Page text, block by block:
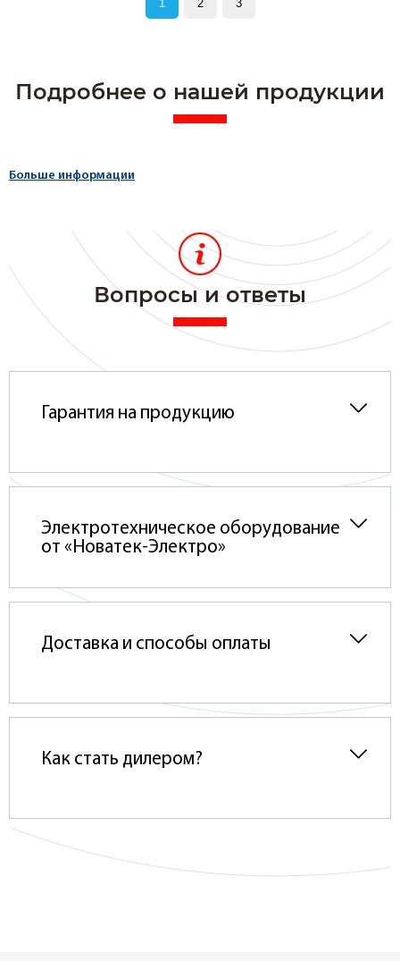
1 2 3
Подробнее о нашей продукции
Больше информации
Вопросы и ответы
Гарантия на продукцию
Электротехническое оборудование
от «Новатек-Электро»
Доставка и способы оплаты
Как стать дилером?